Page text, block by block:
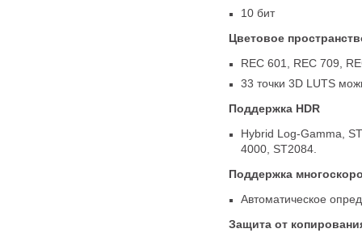
10 бит
Цветовое
REC 601
REC 709
33 точки 3D LUTS
Поддержка HDR
Hybrid Log-Gamma ,
4000 ST2084.
Поддержка
Автоматическое
Защита от